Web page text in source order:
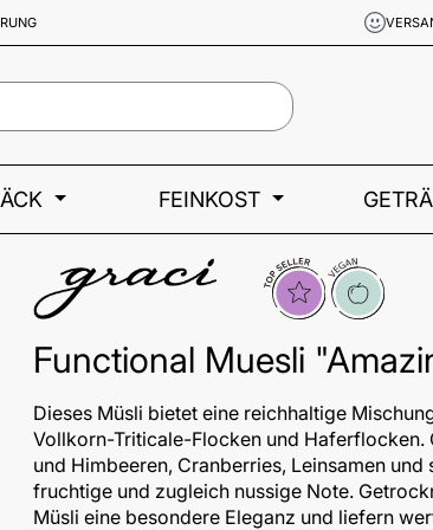
FEINKOST
TopsellerVegan
Functional Muesli
Dieses Müsli bietet eine reichhaltige
Vollkorn-Triticale-Flocken und
und Himbeeren, Cranberries, Leinsamen
fruchtige und zugleich nussige Note.
Müsli eine besondere Eleganz und liefern